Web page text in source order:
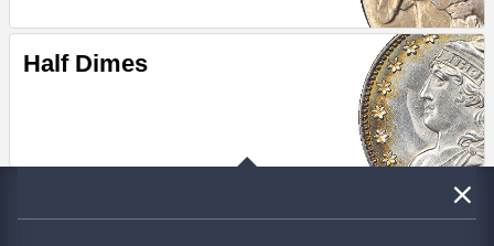
Half Dimes